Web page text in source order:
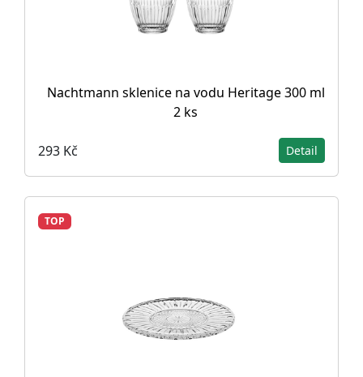
Nachtmann sklenice na vodu Heritage 300 ml
2 ks
293 Kč Detail
TOP